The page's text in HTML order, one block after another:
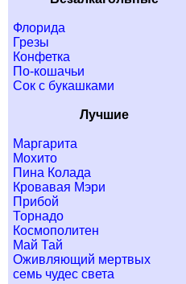
Флорида
Грезы
Конфетка
По-кошачьи
Сок с букашками
Лучшие
Маргарита
Мохито
Пина Колада
Кровавая Мэри
Прибой
Торнадо
Космополитен
Май Тай
Оживляющий мертвых
семь чудес света